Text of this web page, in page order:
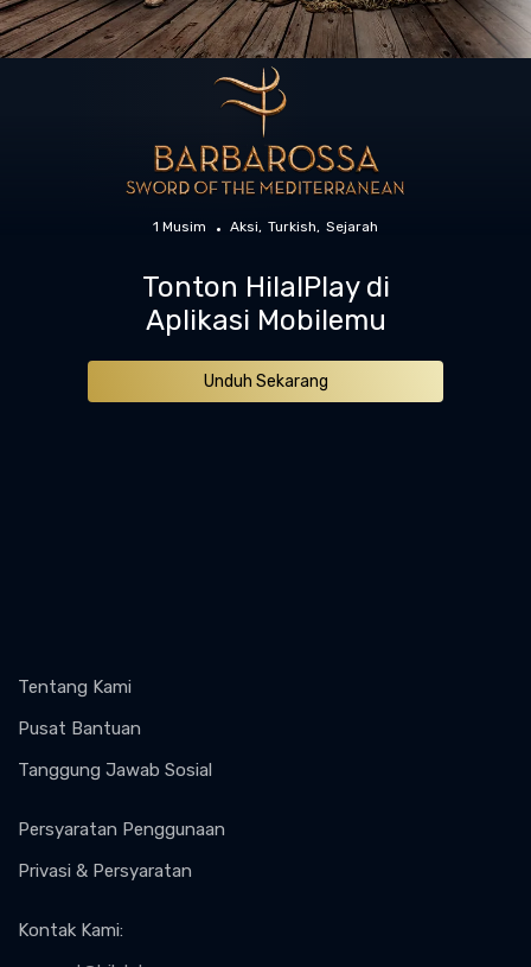
1 Musim Aksi Turkish Sejarah
Tonton HilalPlay di
Aplikasi Mobilemu
Unduh Sekarang
Tentang Kami
Pusat Bantuan
Tanggung Jawab Sosial
Persyaratan Penggunaan
Privasi & Persyaratan
Kontak Kami: